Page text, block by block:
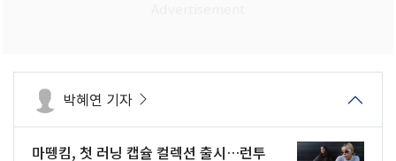
박혜연 기자
마뗑킴, 첫 러닝 캡슐 컬렉션 출시…런투